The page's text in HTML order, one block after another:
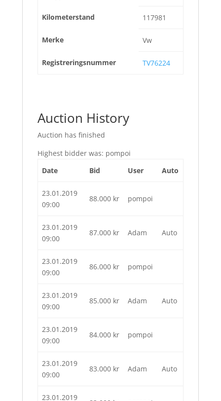
Kilometerstand 117981
Merke Vw
Registreringsnummer TV76224
Auction History
Auction has finished
Highest bidder was: pompoi
Date
Bid User Auto
23.01.2019
09:00
88.000 kr pompoi
23.01.2019
09:00
87.000 kr Adam Auto
23.01.2019
09:00
86.000 kr pompoi
23.01.2019
09:00
85.000 kr Adam Auto
23.01.2019
09:00
84.000 kr pompoi
23.01.2019
09:00
83.000 kr Adam Auto
23.01.2019